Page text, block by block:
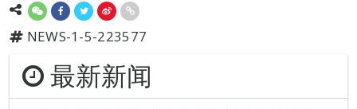
NEWS-1-5-223577
最新新闻